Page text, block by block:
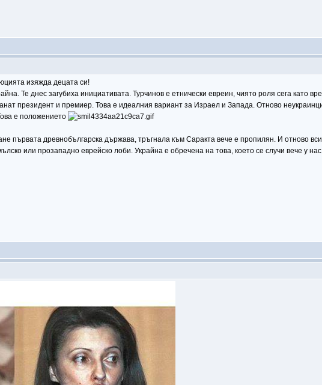
изяжда децата си!
Те днес загубиха инициативата. Турчинов е етнически евреин, чиято роля сега като
президент и премиер. Това е идеалния вариант за Израел и Запада. Отново
е положението
първата древнобългарска държава, тръгнала към Саракта вече е пропилян. И отново
или прозападно еврейско лоби. Украйна е обречена на това, което се случи вече у